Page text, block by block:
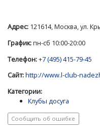
Адрес: 121614, Москва, ул.
График:пн-сб 10:00-20:00
Телефон:+7 (495) 415-79-45
Сайт:http://www.l-club-
Категории:
Клубы досуга
Сообщить об ошибке